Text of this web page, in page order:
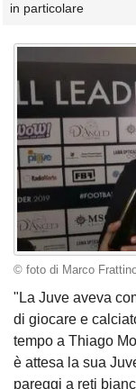
in particolare
© foto di Marco
"La Juve aveva
di giocare e
tempo a Thiago
è attesa la sua
pareggi a reti